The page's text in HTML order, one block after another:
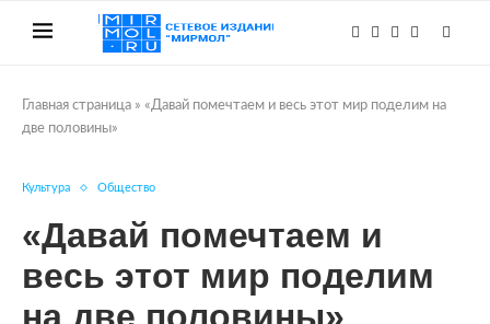
Главная страница » «Давай помечтаем и весь этот мир поделим на
две половины»
Культура Общество
«Давай помечтаем и
весь этот мир поделим